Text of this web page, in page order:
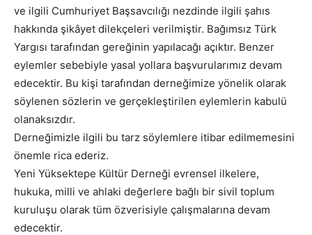
ve ilgili Cumhuriyet Başsavcılığı nezdinde ilgili şahıs
hakkında şikâyet dilekçeleri verilmiştir. Bağımsız Türk
Yargısı tarafından gereğinin yapılacağı açıktır. Benzer
eylemler sebebiyle yasal yollara başvurularımız devam
edecektir. Bu kişi tarafından derneğimize yönelik olarak
söylenen sözlerin ve gerçekleştirilen eylemlerin kabulü
olanaksızdır.
Derneğimizle ilgili bu tarz söylemlere itibar edilmemesini
önemle rica ederiz.
Yeni Yüksektepe Kültür Derneği evrensel ilkelere,
hukuka, milli ve ahlaki değerlere bağlı bir sivil toplum
kuruluşu olarak tüm özverisiyle çalışmalarına devam
edecektir.